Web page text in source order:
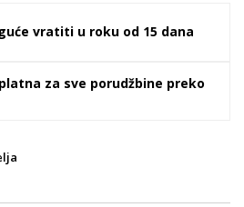
vratiti u roku od 15 dana
za sve porudžbine preko